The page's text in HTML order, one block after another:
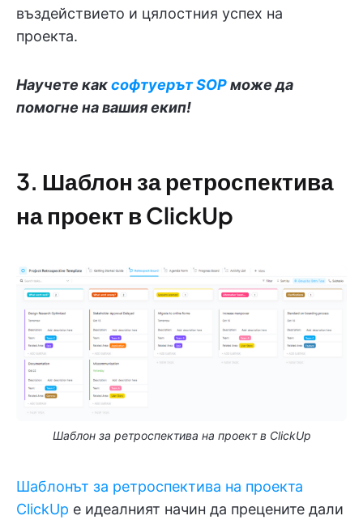
въздействието и цялостния успех на
проекта.
Научете каксофтуерът SOPможе да
помогне на вашия екип!
3. Шаблон за ретроспектива
на проект в ClickUp
Шаблон за ретроспектива на проект в ClickUp
Шаблонът за ретроспектива на проекта
ClickUp е идеалният начин да прецените дали